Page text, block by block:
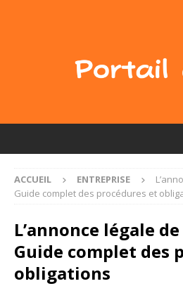
ACCUEIL ENTREPRISE
Guide complet des procédures et
L’annonce légale
Guide complet des
obligations